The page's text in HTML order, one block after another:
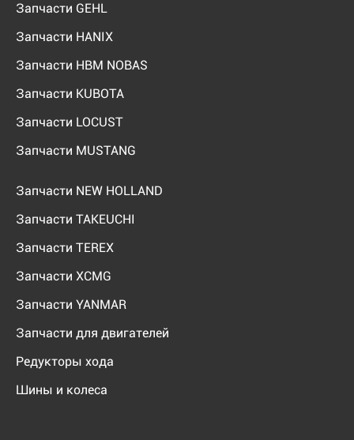
Запчасти GEHL
Запчасти HANIX
Запчасти HBM NOBAS
Запчасти KUBOTA
Запчасти LOCUST
Запчасти MUSTANG
Запчасти NEW HOLLAND
Запчасти TAKEUCHI
Запчасти TEREX
Запчасти XCMG
Запчасти YANMAR
Запчасти для двигателей
Редукторы хода
Шины и колеса